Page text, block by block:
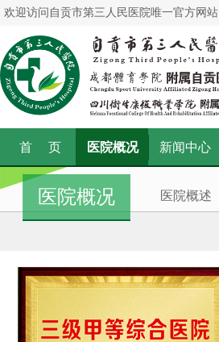
欢迎访问自贡市第三人民医院唯一官方网站
首 页 医院概况 新闻中心
医院概况 医院概述